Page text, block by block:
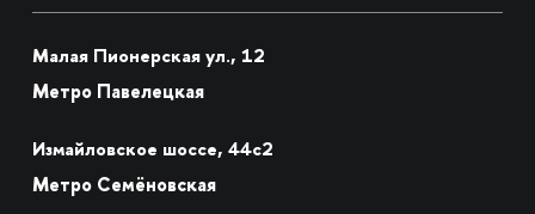
Малая Пионерская ул., 12
Метро Павелецкая
Измайловское шоссе, 44с2
Метро Семёновская